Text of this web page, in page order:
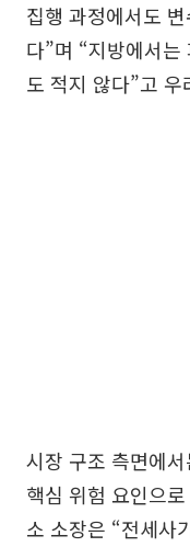
집행 과정에서도
다”며 “지방에서
도 적지 않다”고 우
시장 구조 측면에
핵심 위험 요인으
소 소장은 “전세사